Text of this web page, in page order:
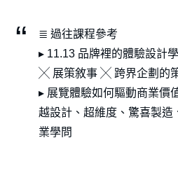
≣ 過往課程參考
▸ 11.13 品牌裡的體驗設計
╳ 展策敘事 ╳ 跨界企劃的
▸ 展覽體驗如何驅動商業價
越設計、超維度、驚喜製造
業學問